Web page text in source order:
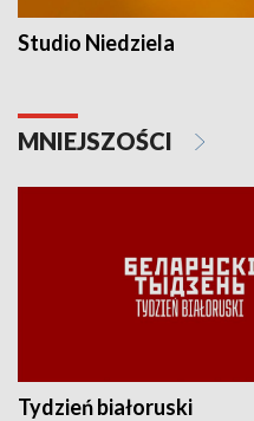
Studio Niedziela
MNIEJSZOŚCI
Tydzień białoruski